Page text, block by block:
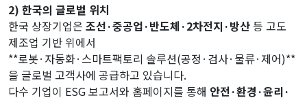
2) 한국의 글로벌 위치
한국 상장기업은 조선·중공업·반도체·2차전지·방산 등 고도
제조업 기반 위에서
**로봇·자동화·스마트팩토리 솔루션(공정·검사·물류·제어)**
을 글로벌 고객사에 공급하고 있습니다.
다수 기업이 ESG 보고서와 홈페이지를 통해 안전·환경·윤리·